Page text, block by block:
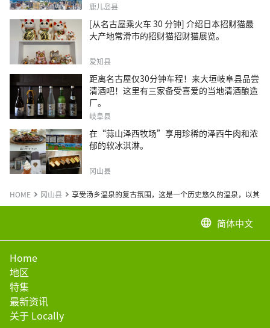
鹿儿岛县
[从名古屋乘火车 30 分钟] 介绍日本招财猫最
大产地常滑市的招财猫招财猫展览。
爱知县
距离名古屋仅30分钟车程！来大垣岐阜县品尝
清酒吧！这里有三家备受喜爱的当地清酒酿造
厂。
岐阜县
在“蒜山泽西牧场”享用珍稀的泽西牛肉和浓
郁的软冰淇淋。
冈山县
HOME 冈山县 享受汤乡温泉的复古氛围，这是一个历史悠久的温泉，以其
language 简体中文
Home
地区
特集
最新资讯
关于 Locally